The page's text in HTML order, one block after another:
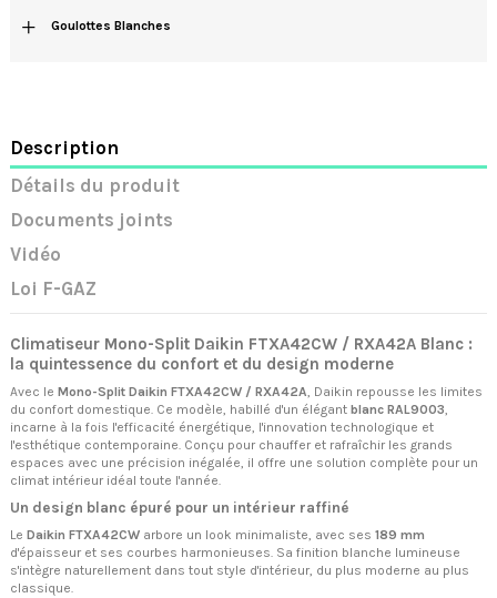
+ Goulottes Blanches
Description
Détails du produit
Documents joints
Vidéo
Loi F-GAZ
Climatiseur Mono-Split Daikin FTXA42CW / RXA42A Blanc :
la quintessence du confort et du design moderne
Avec le Mono-Split Daikin FTXA42CW / RXA42A , Daikin repousse les limites
du confort domestique. Ce modèle, habillé d'un élégant blanc RAL9003
incarne à la fois l'efficacité énergétique, l'innovation technologique et
l'esthétique contemporaine. Conçu pour chauffer et rafraîchir les grands
espaces avec une précision inégalée, il offre une solution complète pour un
climat intérieur idéal toute l'année.
Un design blanc épuré pour un intérieur raffiné
Le Daikin FTXA42CW arbore un look minimaliste, avec ses 189 mm
d'épaisseur et ses courbes harmonieuses. Sa finition blanche lumineuse
s'intègre naturellement dans tout style d'intérieur, du plus moderne au plus
classique.